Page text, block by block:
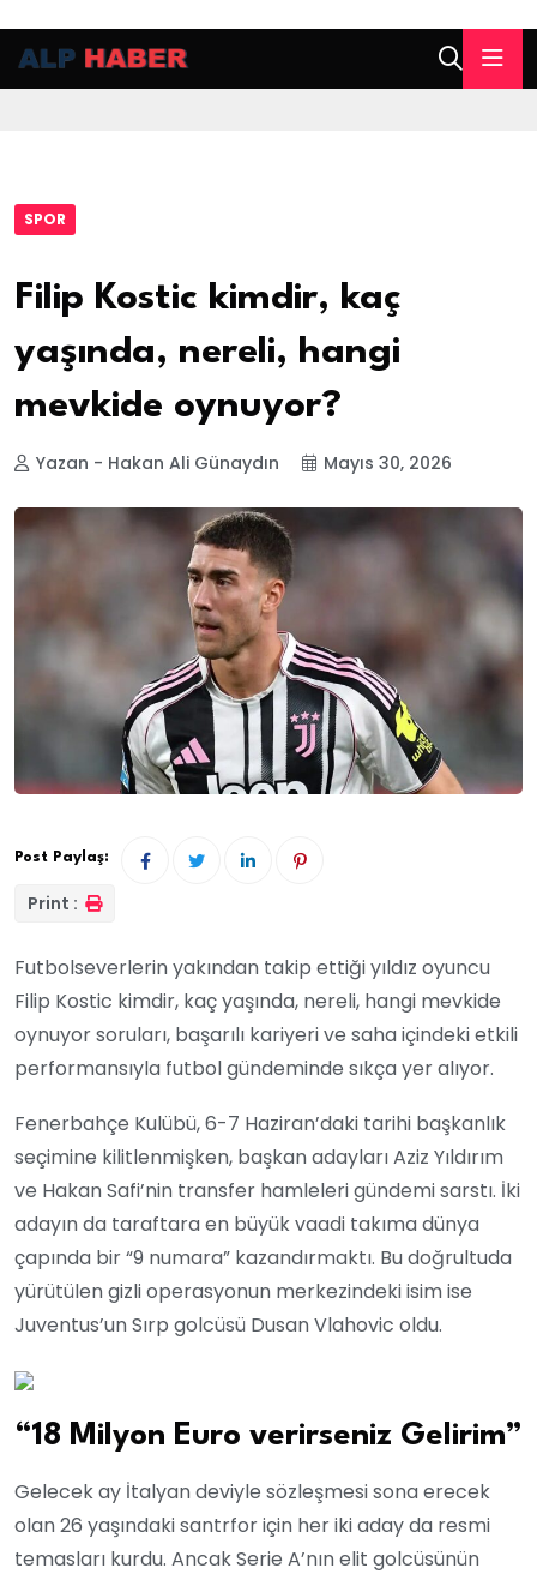
SPOR
Filip Kostic kimdir, kaç
yaşında, nereli, hangi
mevkide oynuyor?
Yazan - Hakan Ali Günaydın Mayıs 30, 2026
Post Paylaş:
Print :
Futbolseverlerin yakından takip ettiği yıldız oyuncu
Filip Kostic kimdir, kaç yaşında, nereli, hangi mevkide
oynuyor soruları, başarılı kariyeri ve saha içindeki etkili
performansıyla futbol gündeminde sıkça yer alıyor.
Fenerbahçe Kulübü, 6-7 Haziran’daki tarihi başkanlık
seçimine kilitlenmişken, başkan adayları Aziz Yıldırım
ve Hakan Safi’nin transfer hamleleri gündemi sarstı. İki
adayın da taraftara en büyük vaadi takıma dünya
çapında bir “9 numara” kazandırmaktı. Bu doğrultuda
yürütülen gizli operasyonun merkezindeki isim ise
Juventus’un Sırp golcüsü Dusan Vlahovic oldu.
“18 Milyon Euro verirseniz Gelirim”
Gelecek ay İtalyan deviyle sözleşmesi sona erecek
olan 26 yaşındaki santrfor için her iki aday da resmi
temasları kurdu. Ancak Serie A’nın elit golcüsünün